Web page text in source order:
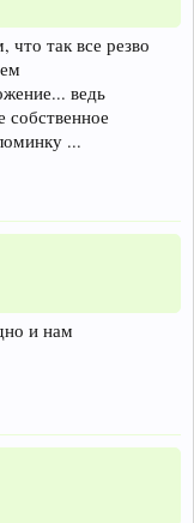
что так все резво
ведь
собственное
...
и нам